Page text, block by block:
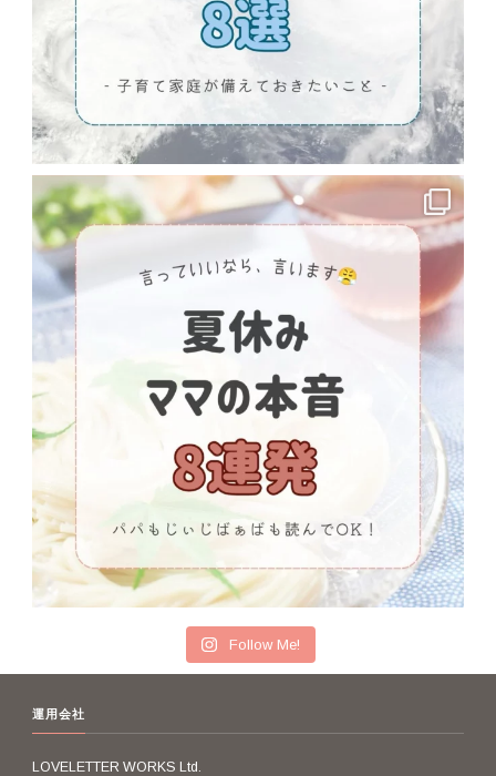
Follow Me!
運用会社
LOVELETTER WORKS Ltd.